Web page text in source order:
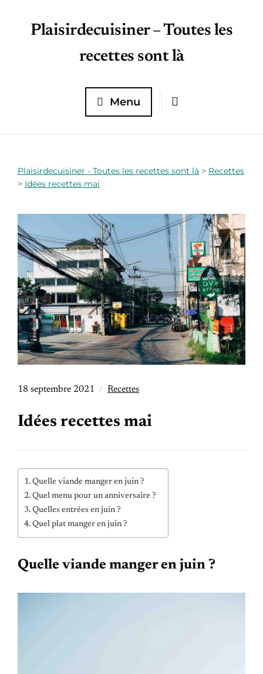
Plaisirdecuisiner – Toutes les
recettes sont là
Menu
Plaisirdecuisiner - Toutes les recettes sont là > Recettes
> Idées recettes mai
18 septembre 2021 Recettes
Idées recettes mai
Quelle viande manger en juin ?
Quel menu pour un anniversaire ?
Quelles entrées en juin ?
Quel plat manger en juin ?
Quelle viande manger en juin ?